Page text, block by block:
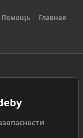
Помощь Главная